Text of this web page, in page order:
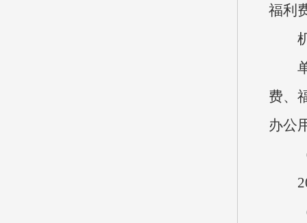
福利
机
单
费、
办公
（
（